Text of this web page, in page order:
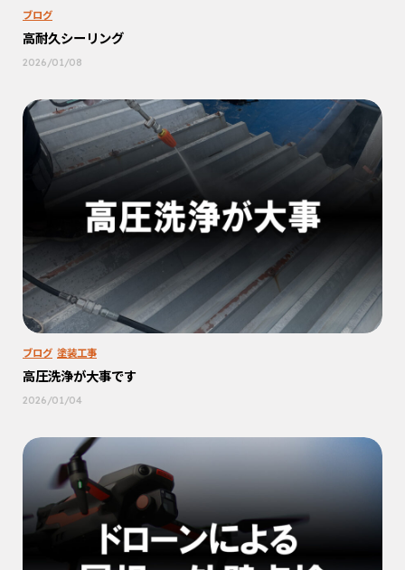
ブログ
高耐久シーリング
2026/01/08
ブログ 塗装工事
高圧洗浄が大事です
2026/01/04